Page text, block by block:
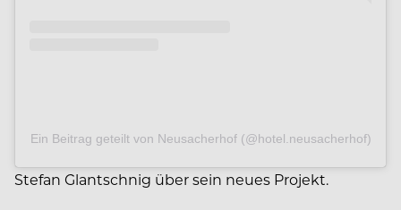
Ein Beitrag geteilt von Neusacherhof (@hotel.neusacherhof)
Stefan Glantschnig über sein neues Projekt.